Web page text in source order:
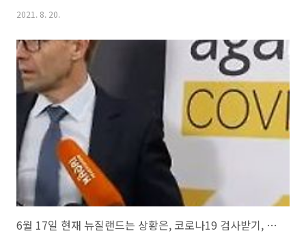
들의 의견을 모아 봉쇄령을 연장할 것인지, 단계를 낮출 것인지 발표하는
든 국민들과 언제 일로 복귀해야 할지 모든 게 막막했다. 하지만 오늘 오
후 12시쯤 웰링턴에 새로운 확진자가 생겼다는 뉴스가 나왔고, 전국적으
로 봉쇄령이 연장되겠구나 예상했다. 기존 오클랜드와 콜로만델 지역의
봉쇄령이 끝나는 다음 주 화요일 24일, 오후 11시 59분까지 모든 지역의
봉쇄령이 연장되었다. 그리고 봉쇄령이 끝나는 다음주 화요일에, 그때의
상황을 바..
2021. 8. 20.
6월 17일 현재 뉴질랜드는 상황은, 코로나19 검사받기, 코로나 바이러스, 뉴질랜드 코로나 19, 뉴질랜드 코로나 확진자, 뉴질랜드 코로나 종식, 뉴질랜드 코로나바이러스 종식선언